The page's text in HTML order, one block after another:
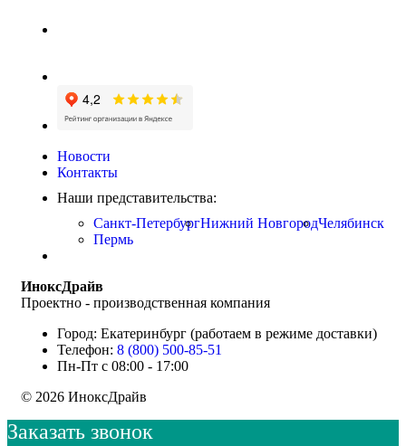
Новости
Контакты
Наши представительства:
Санкт-ПетербургНижний НовгородЧелябинск
Пермь
ИноксДрайв
Проектно - производственная компания
Город: Екатеринбург (работаем в режиме доставки)
Телефон: 8 (800) 500-85-51
Пн-Пт с 08:00 - 17:00
© 2026 ИноксДрайв
Заказать звонок